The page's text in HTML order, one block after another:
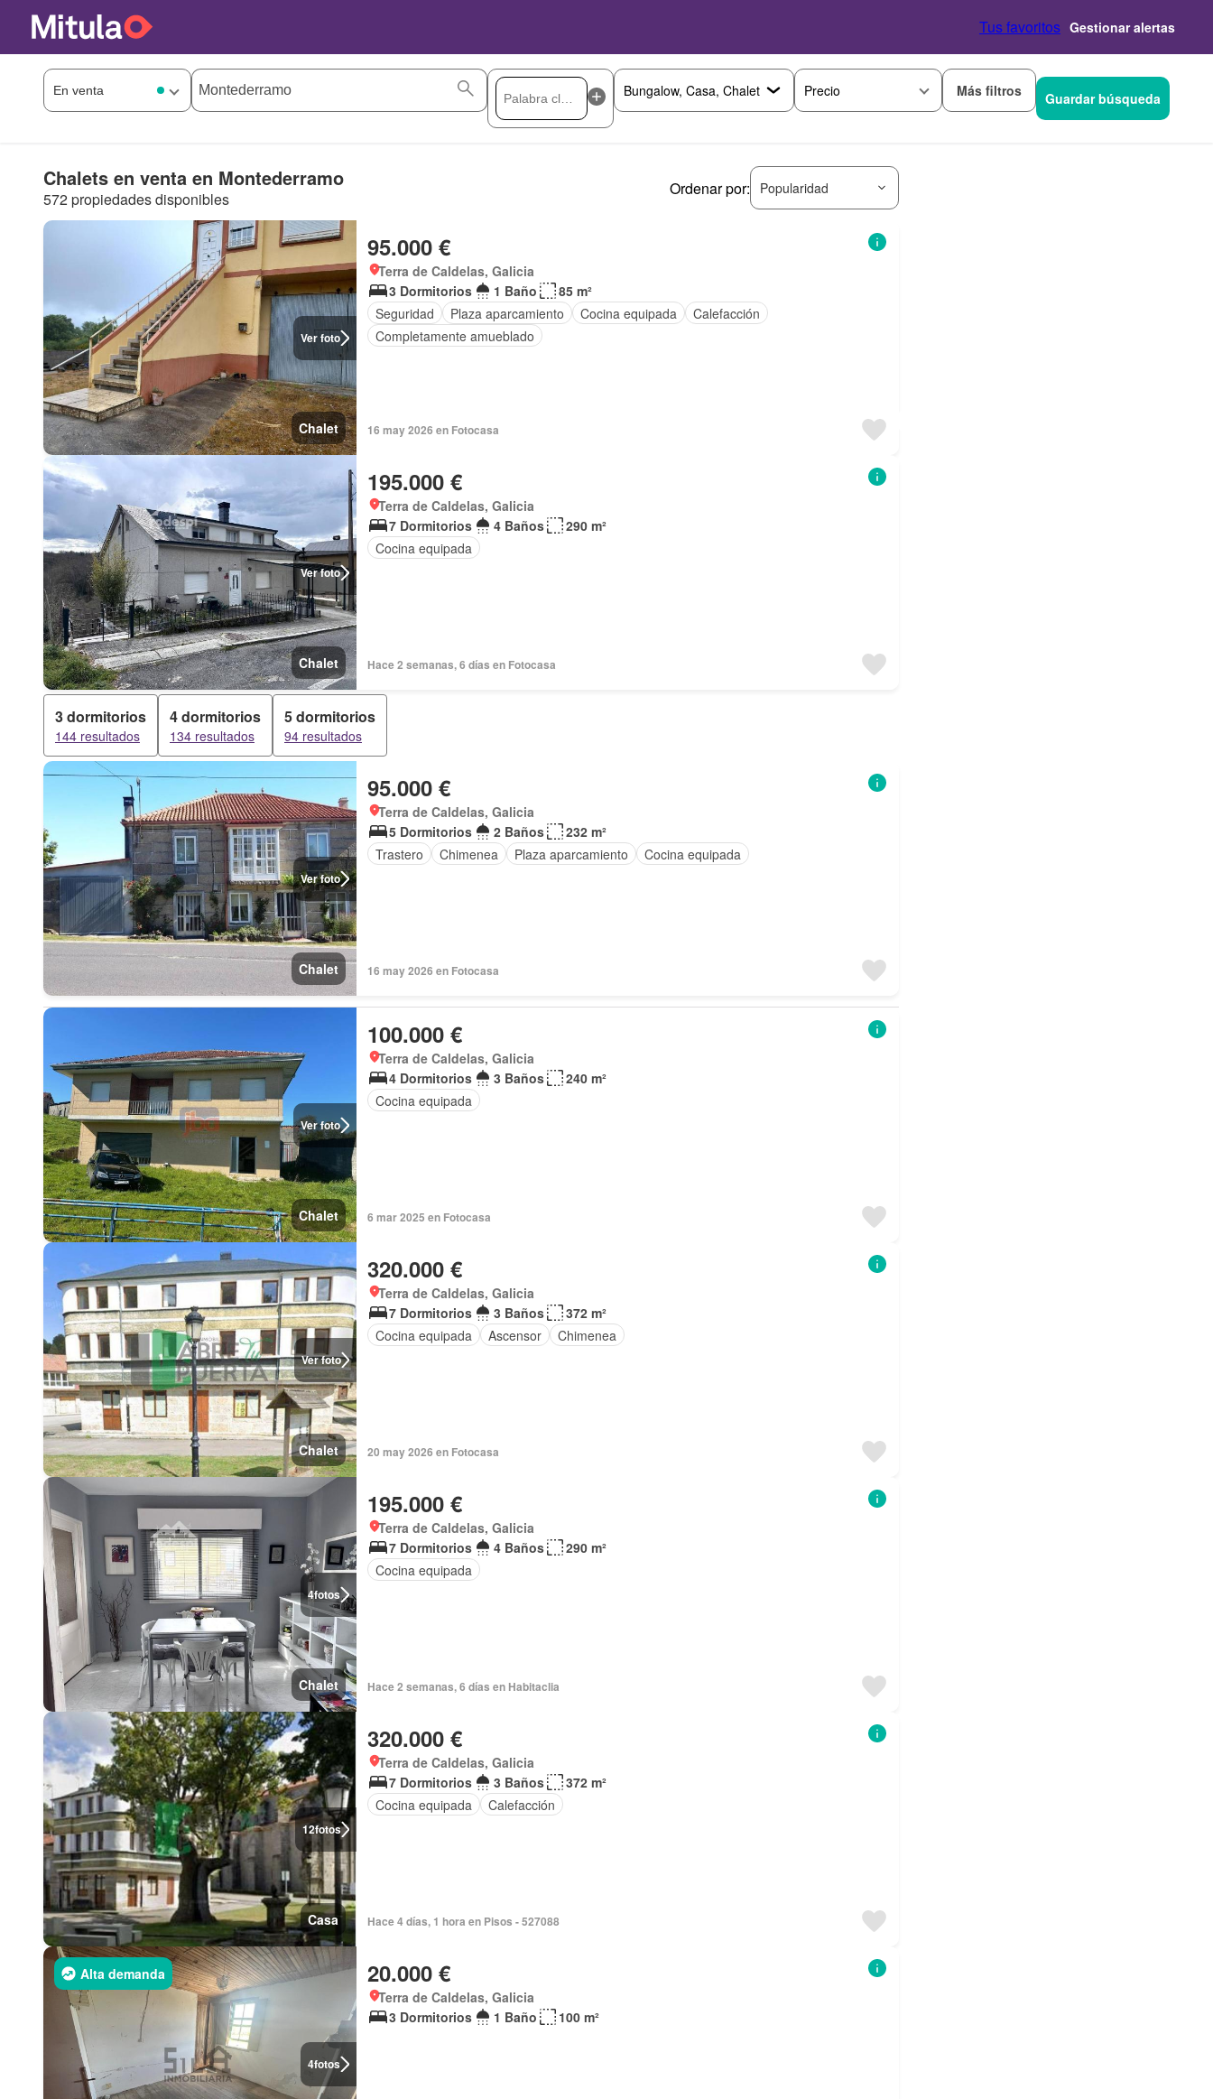
Tus favoritos Gestionar alertas
Precio Más filtros Guardar búsqueda
Chalets en venta en Montederramo
572 propiedades disponibles
Ordenar por: Popularidad
Ver foto
Chalet
95.000 €
Terra de Caldelas, Galicia
3 Dormitorios
1 Baño
85 m²
Seguridad
Plaza aparcamiento Cocina equipada
Calefacción
Completamente amueblado
16 may 2026 en Fotocasa
Ver foto
Chalet
195.000 €
Terra de Caldelas, Galicia
7 Dormitorios
4 Baños
290 m²
Cocina equipada
Hace 2 semanas, 6 días en Fotocasa
3 dormitorios
144 resultados
4 dormitorios
134 resultados
5 dormitorios
94 resultados
Ver foto
Chalet
95.000 €
Terra de Caldelas, Galicia
5 Dormitorios
2 Baños
232 m²
Trastero
Chimenea Plaza aparcamiento Cocina equipada
16 may 2026 en Fotocasa
Ver foto
Chalet
100.000 €
Terra de Caldelas, Galicia
4 Dormitorios
3 Baños
240 m²
Cocina equipada
6 mar 2025 en Fotocasa
Ver foto
Chalet
320.000 €
Terra de Caldelas, Galicia
7 Dormitorios
3 Baños
372 m²
Cocina equipada
Ascensor Chimenea
20 may 2026 en Fotocasa
4fotos
Chalet
195.000 €
Terra de Caldelas, Galicia
7 Dormitorios
4 Baños
290 m²
Cocina equipada
Hace 2 semanas, 6 días en Habitaclia
12fotos
Casa
320.000 €
Terra de Caldelas, Galicia
7 Dormitorios
3 Baños
372 m²
Cocina equipada
Calefacción
Hace 4 días, 1 hora en Pisos - 527088
4fotos
Alta demanda 20.000 €
Terra de Caldelas, Galicia
3 Dormitorios
1 Baño 100 m²